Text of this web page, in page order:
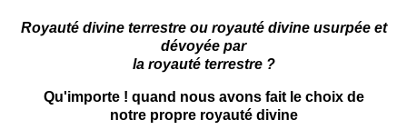
Royauté divine terrestre ou royauté divine usurpée et
dévoyée par
la royauté terrestre ?
Qu'importe ! quand nous avons fait le choix de
notre propre royauté divine